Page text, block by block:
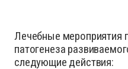
Лечебные мероприятия
патогенеза
следующие действия: